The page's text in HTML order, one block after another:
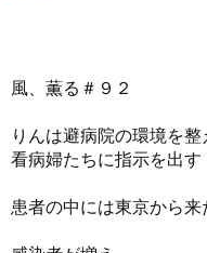
風、薫る＃９２
りんは避病院の環境を整
看病婦たちに指示を出す
患者の中には東京から